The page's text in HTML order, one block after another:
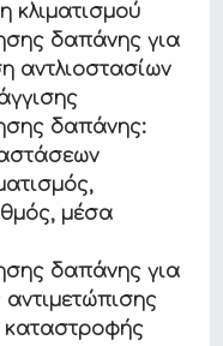
κλιματισμού
δαπάνης για
αντλιοστασίων
δαπάνης:
μέσα
δαπάνης για
καταστροφής